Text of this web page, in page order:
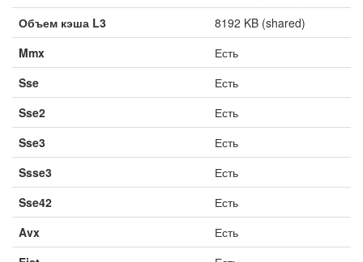
Объем кэша L3
8192 KB (shared)
Mmx
Есть
Sse
Есть
Sse2
Есть
Sse3
Есть
Ssse3
Есть
Sse42
Есть
Avx
Есть